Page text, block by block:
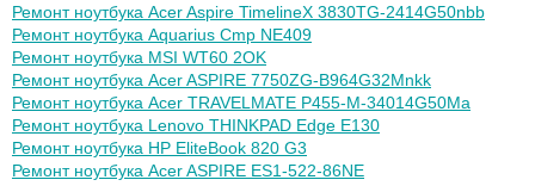
Ремонт ноутбука Acer Aspire TimelineX 3830TG-2414G50nbb
Ремонт ноутбука Aquarius Cmp NE409
Ремонт ноутбука MSI WT60 2OK
Ремонт ноутбука Acer ASPIRE 7750ZG-B964G32Mnkk
Ремонт ноутбука Acer TRAVELMATE P455-M-34014G50Ma
Ремонт ноутбука Lenovo THINKPAD Edge E130
Ремонт ноутбука HP EliteBook 820 G3
Ремонт ноутбука Acer ASPIRE ES1-522-86NE